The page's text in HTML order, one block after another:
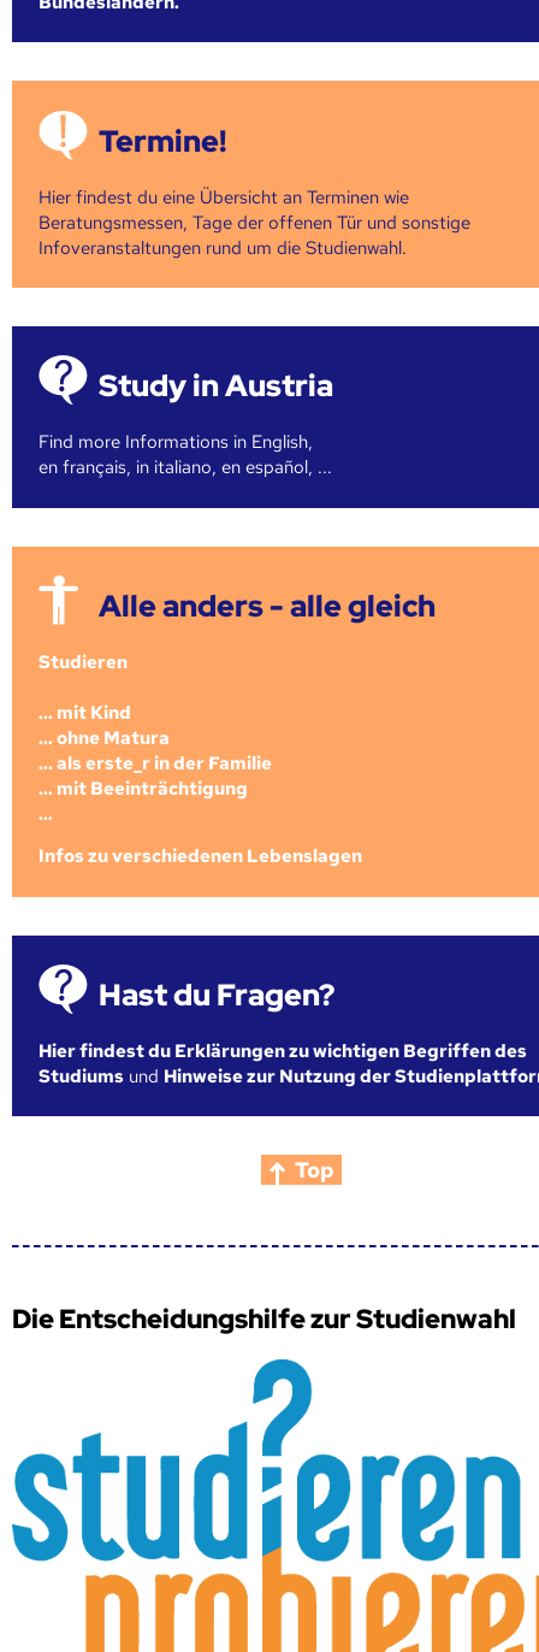
Termine!
Hier findest du eine Übersicht an Terminen wie
Beratungsmessen, Tage der offenen Tür und sonstige
Infoveranstaltungen rund um die Studienwahl.
Study in Austria
Find more Informations in English,
en français, in italiano, en español, ...
Alle anders - alle gleich
Studieren
... mit Kind
... ohne Matura
... als erste_r in der Familie
... mit Beeinträchtigung
...
Infos zu verschiedenen Lebenslagen
Hast du Fragen?
Hier findest du Erklärungen zu wichtigen Begriffen des
Studiums und Hinweise zur Nutzung der
Top
Die Entscheidungshilfe zur Studienwahl